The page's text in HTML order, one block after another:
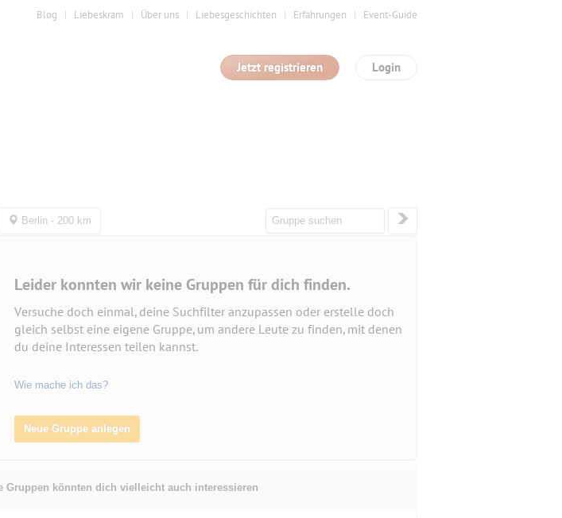
Blog Liebeskram Über uns Liebesgeschichten Erfahrungen Event-Guide
Login
Jetzt registrieren
Berlin - 200 km
Leider konnten wir keine Gruppen für dich finden.
Versuche doch einmal, deine Suchfilter anzupassen oder erstelle doch
gleich selbst eine eigene Gruppe, um andere Leute zu finden, mit denen
du deine Interessen teilen kannst.
Wie mache ich das?
Neue Gruppe anlegen
Gruppen könnten dich vielleicht auch interessieren